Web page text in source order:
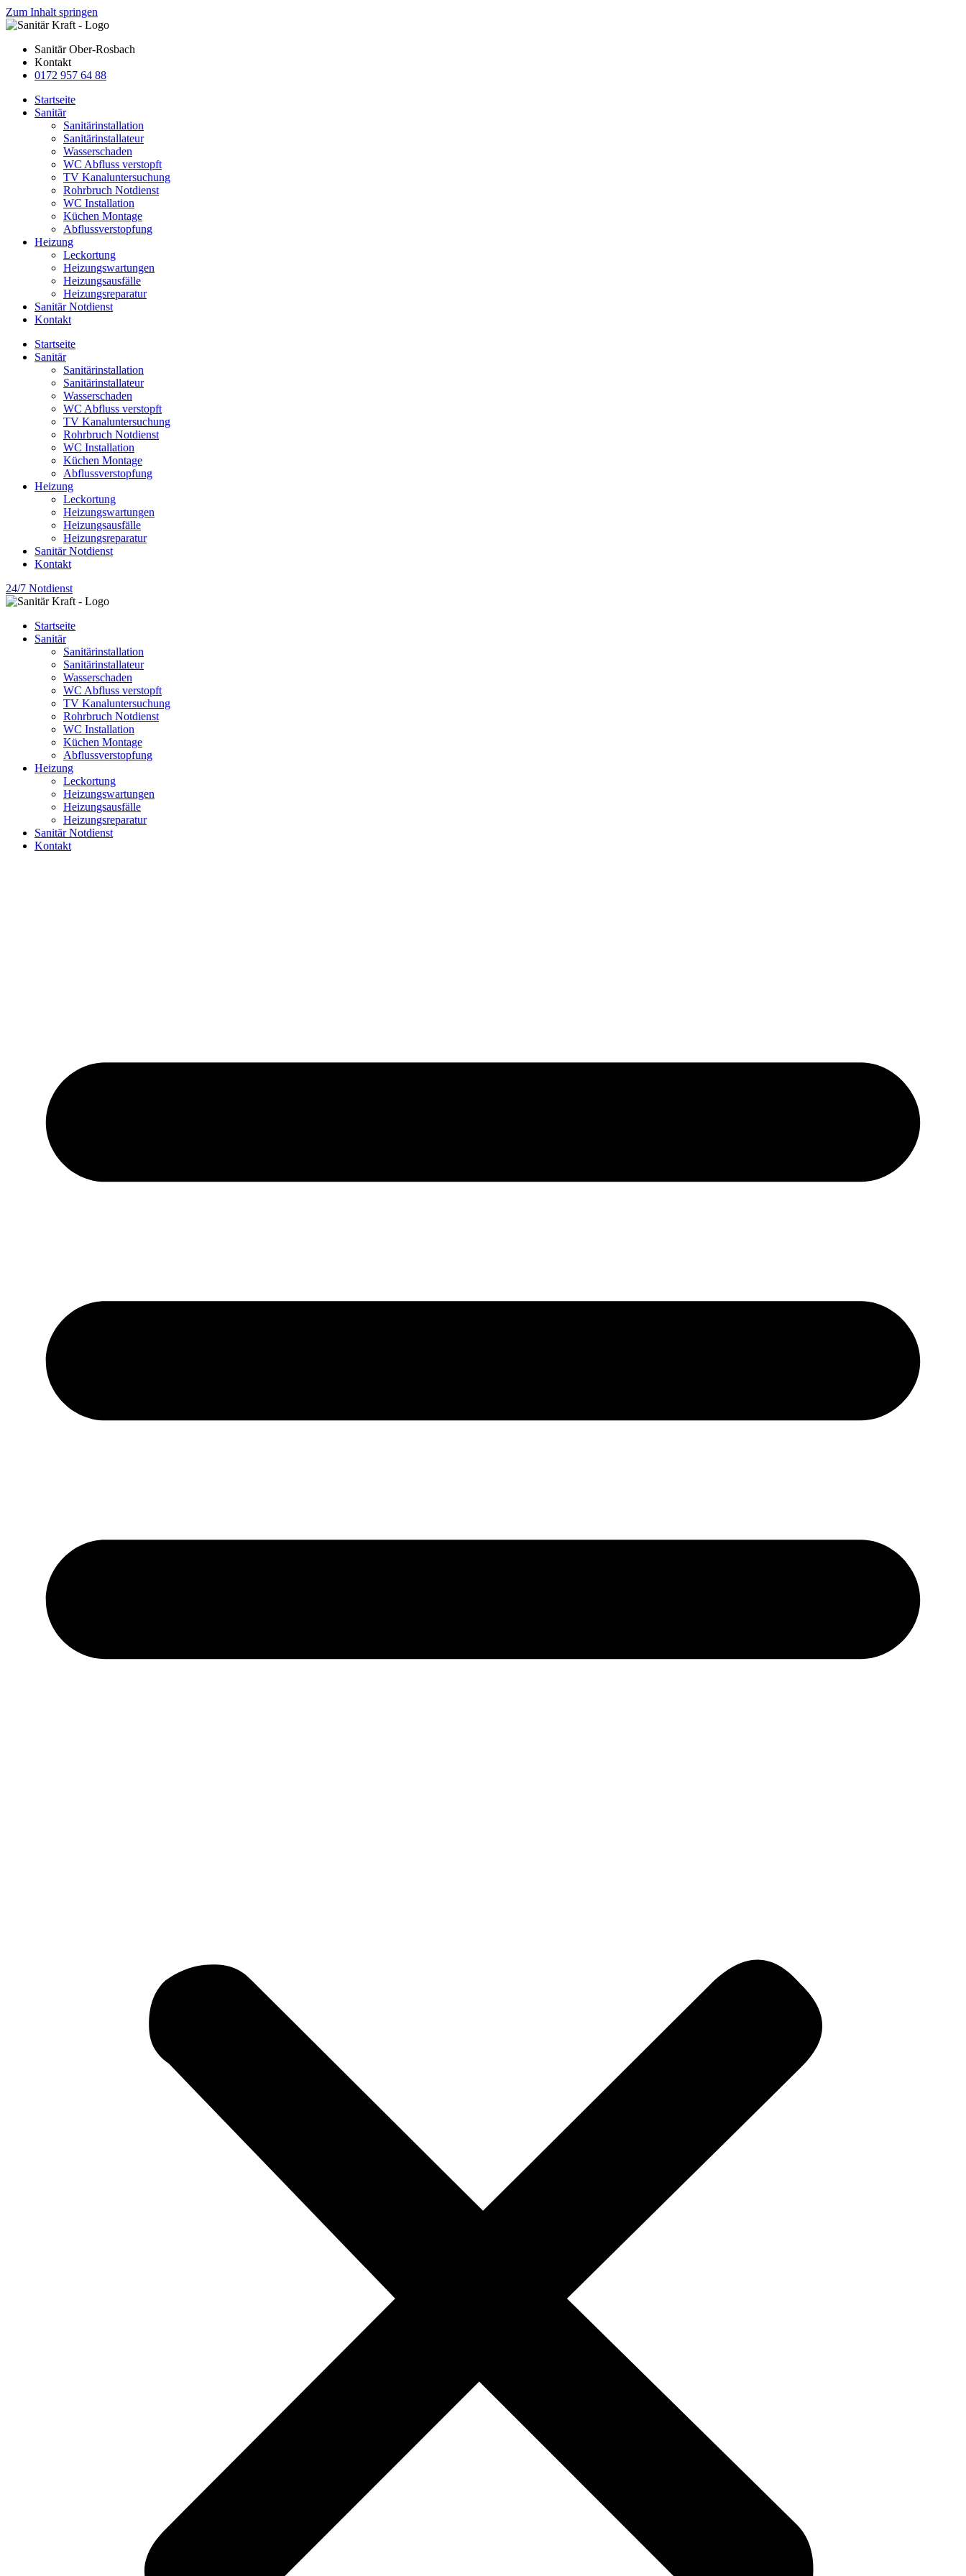
Zum Inhalt springen
Sanitär Ober-Rosbach
Kontakt
0172 957 64 88
Startseite
Sanitär
Sanitärinstallation
Sanitärinstallateur
Wasserschaden
WC Abfluss verstopft
TV Kanaluntersuchung
Rohrbruch Notdienst
WC Installation
Küchen Montage
Abflussverstopfung
Heizung
Leckortung
Heizungswartungen
Heizungsausfälle
Heizungsreparatur
Sanitär Notdienst
Kontakt
Startseite
Sanitär
Sanitärinstallation
Sanitärinstallateur
Wasserschaden
WC Abfluss verstopft
TV Kanaluntersuchung
Rohrbruch Notdienst
WC Installation
Küchen Montage
Abflussverstopfung
Heizung
Leckortung
Heizungswartungen
Heizungsausfälle
Heizungsreparatur
Sanitär Notdienst
Kontakt
24/7 Notdienst
Startseite
Sanitär
Sanitärinstallation
Sanitärinstallateur
Wasserschaden
WC Abfluss verstopft
TV Kanaluntersuchung
Rohrbruch Notdienst
WC Installation
Küchen Montage
Abflussverstopfung
Heizung
Leckortung
Heizungswartungen
Heizungsausfälle
Heizungsreparatur
Sanitär Notdienst
Kontakt